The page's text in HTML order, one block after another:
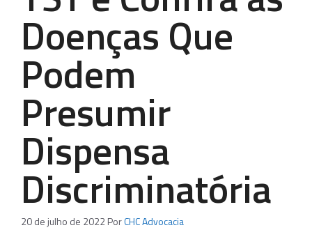
Doenças Que
Podem
Presumir
Dispensa
Discriminatória
20 de julho de 2022PorCHC Advocacia